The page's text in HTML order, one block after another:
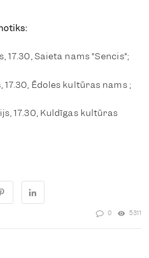
17.30, Saieta nams “Sencis”;
17.30, Ēdoles kultūras nams ;
17.30, Kuldīgas kultūras
0 5311